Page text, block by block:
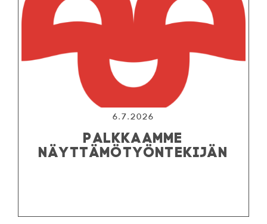
6.7.2026
PALKKAAMME
NÄYTTÄMÖTYÖNTEKIJÄN